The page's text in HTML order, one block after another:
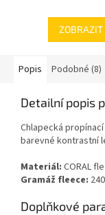
ZOBRAZIT
Popis Podobné (8)
Detailní popis
Chlapecká
barevné kontrastní
Materiál: CORAL
Gramáž fleece:
Doplňkové